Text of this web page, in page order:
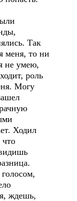
Так
меня, то ни
не умею,
роль
Могу
Ходил
что
ждешь,